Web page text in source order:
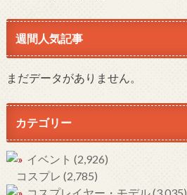
週間人気記事
まだデータがありません。
カテゴリー
イベント (2,926)
コスプレ (2,785)